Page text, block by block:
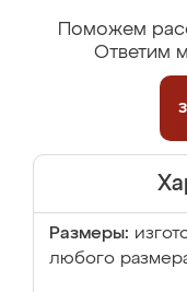
Поможем
Ответим
Размеры:
любого